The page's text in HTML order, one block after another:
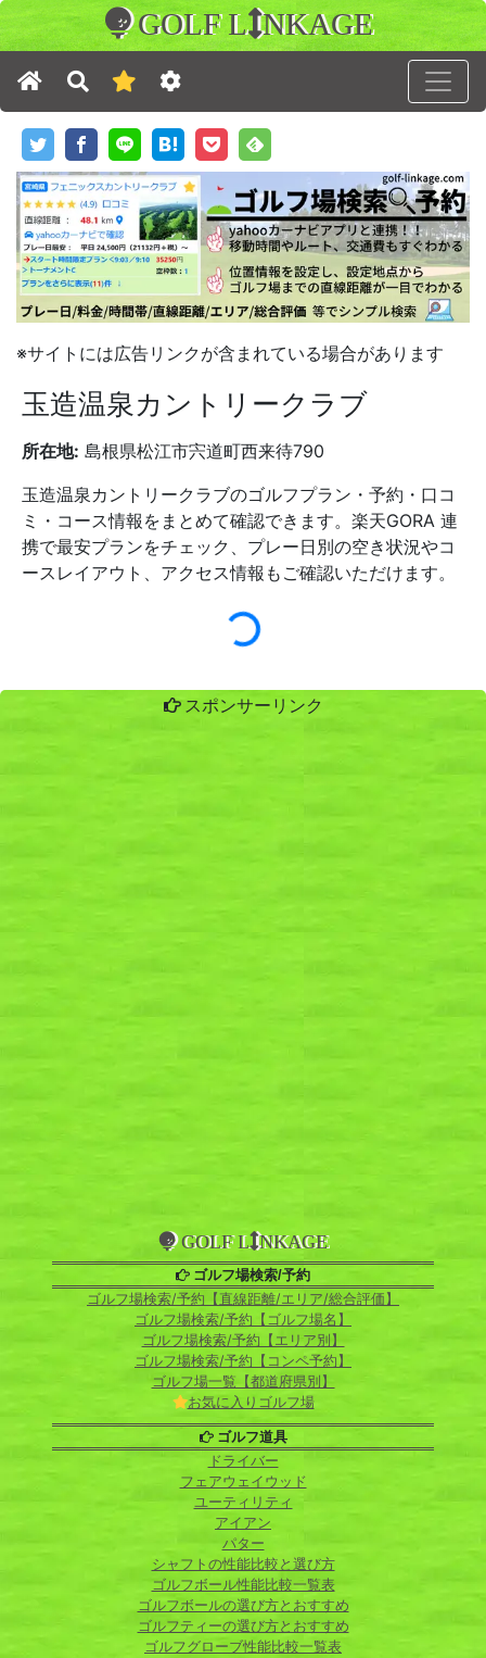
GOLF L NKAGE
※サイトには広告リンクが含まれている場合があります
玉造温泉カントリークラブ
所在地: 島根県松江市宍道町西来待790
玉造温泉カントリークラブのゴルフプラン・予約・口コ
ミ・コース情報をまとめて確認できます。楽天GORA 連
携で最安プランをチェック、プレー日別の空き状況やコ
ースレイアウト、アクセス情報もご確認いただけます。
スポンサーリンク
GOLF L NKAGE
ゴルフ場検索/予約
ゴルフ場検索/予約【直線距離/エリア/総合評価】
ゴルフ場検索/予約【ゴルフ場名】
ゴルフ場検索/予約【エリア別】
ゴルフ場検索/予約【コンペ予約】
ゴルフ場一覧【都道府県別】
お気に入りゴルフ場
ゴルフ道具
ドライバー
フェアウェイウッド
ユーティリティ
アイアン
パター
シャフトの性能比較と選び方
ゴルフボール性能比較一覧表
ゴルフボールの選び方とおすすめ
ゴルフティーの選び方とおすすめ
ゴルフグローブ性能比較一覧表